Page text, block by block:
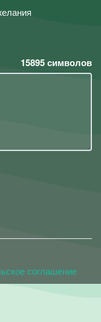
15895символов
соглашение